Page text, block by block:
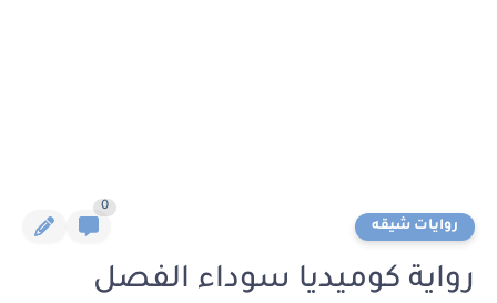
روايات شيقه
0
رواية كوميديا سوداء الفصل